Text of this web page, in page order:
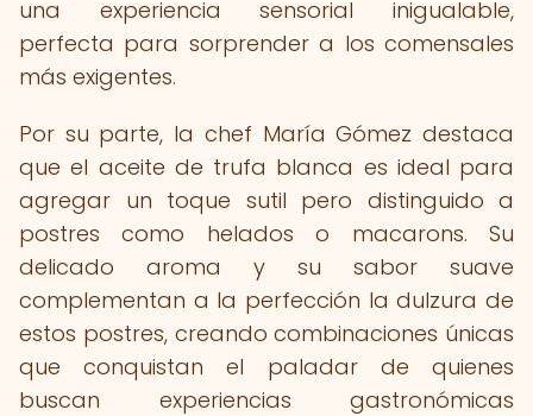
una experiencia sensorial inigualable,
perfecta para sorprender a los comensales
más exigentes.
Por su parte, la chef María Gómez destaca
que el aceite de trufa blanca es ideal para
agregar un toque sutil pero distinguido a
postres como helados o macarons. Su
delicado aroma y su sabor suave
complementan a la perfección la dulzura de
estos postres, creando combinaciones únicas
que conquistan el paladar de quienes
buscan experiencias gastronómicas